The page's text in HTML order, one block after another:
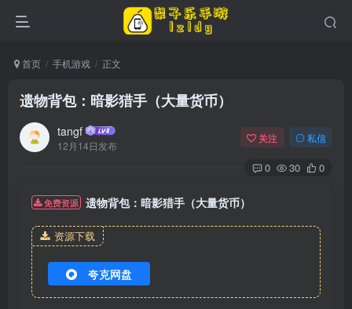
首页 手机游戏 正文
遗物背包：暗影猎手（大量货币）
tangf
12月14日发布
关注 私信
0 30 0
免费资源 遗物背包：暗影猎手（大量货币）
资源下载
夸克网盘